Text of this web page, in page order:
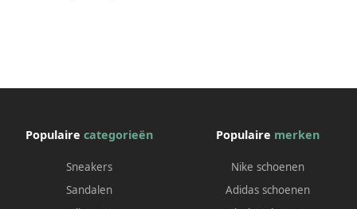
Populaire categorieën
Sneakers
Sandalen
Populaire merken
Nike schoenen
Adidas schoenen